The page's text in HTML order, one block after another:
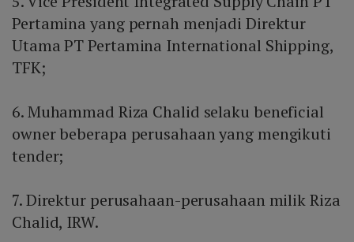
Pertamina yang pernah menjadi Direktur
Utama PT Pertamina International Shipping,
TFK;
6. Muhammad Riza Chalid selaku beneficial
owner beberapa perusahaan yang mengikuti
tender;
7. Direktur perusahaan-perusahaan milik Riza
Chalid, IRW.